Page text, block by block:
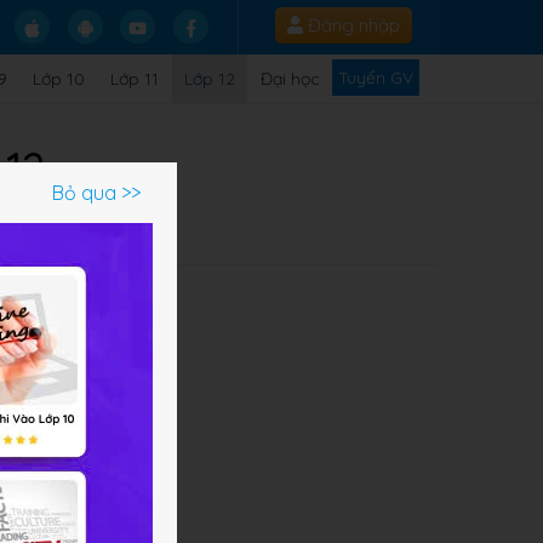
Đăng nhập
Lớp 10 Lớp 11 Lớp 12 Đại học Tuyển GV
Bỏ qua >>